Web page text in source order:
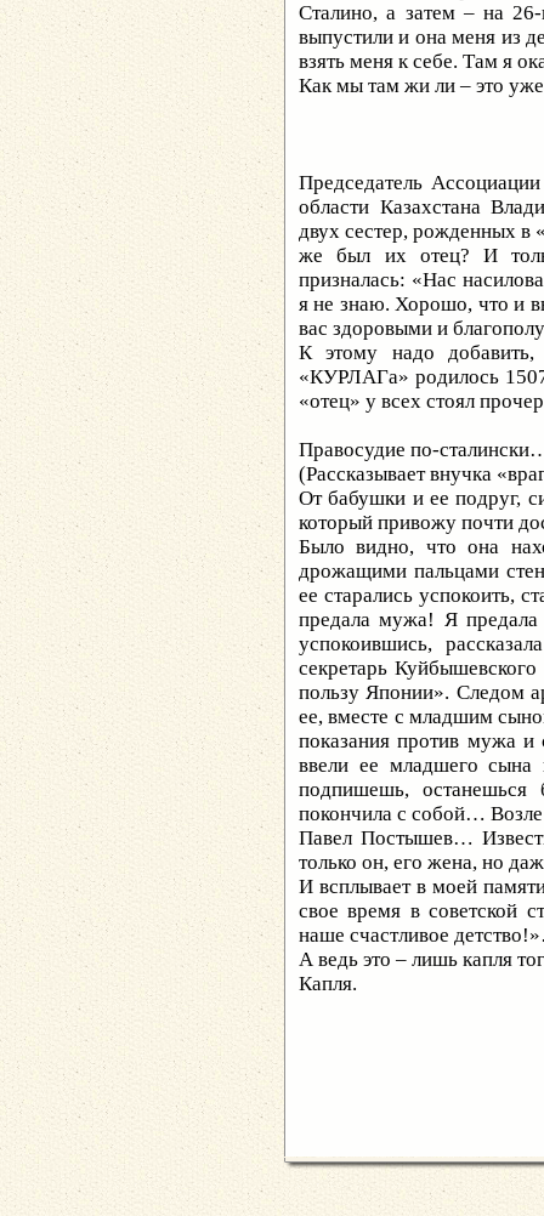
Сталино, а затем – на
выпустили и она меня из
взять меня к себе. Там я
Как мы там жи ли – это
Председатель
области Казахстана
двух сестер, рожденных
же был их отец? И
призналась: «Нас
я не знаю. Хорошо, что и
вас здоровыми и
К этому надо
«КУРЛАГа» родилось
«отец» у всех стоял
Правосудие по-
(Рассказывает внучка
От бабушки и ее подруг,
который привожу почти
Было видно, что она
дрожащими пальцами
ее старались успокоить,
предала мужа! Я
успокоившись,
секретарь
пользу Японии». Следом
ее, вместе с младшим
показания против мужа и
ввели ее младшего
подпишешь,
покончила с собой…
Павел Постышев…
только он, его жена, но
И всплывает в моей
свое время в советской
наше счастливое
А ведь это – лишь капля
Капля.